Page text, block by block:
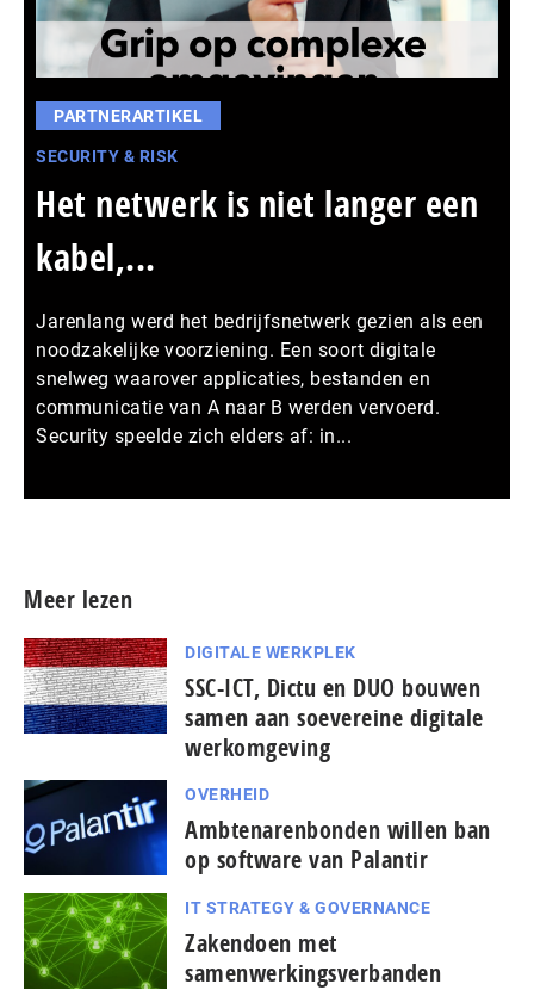
PARTNERARTIKEL
SECURITY & RISK
Het netwerk is niet langer een
kabel,...
Jarenlang werd het bedrijfsnetwerk gezien als een
noodzakelijke voorziening. Een soort digitale
snelweg waarover applicaties, bestanden en
communicatie van A naar B werden vervoerd.
Security speelde zich elders af: in...
Meer lezen
DIGITALE WERKPLEK
SSC-ICT, Dictu en DUO bouwen
samen aan soevereine digitale
werkomgeving
OVERHEID
Ambtenarenbonden willen ban
op software van Palantir
IT STRATEGY & GOVERNANCE
Zakendoen met
samenwerkingsverbanden